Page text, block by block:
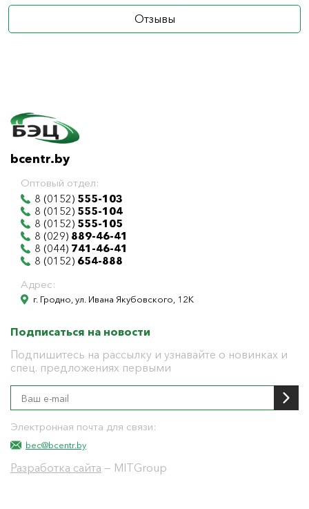
Отзывы
bcentr.by
Оптовый отдел:
8 (0152) 555-103
8 (0152) 555-104
8 (0152) 555-105
8 (029) 889-46-41
8 (044) 741-46-41
8 (0152) 654-888
Адрес:
г. Гродно, ул. Ивана Якубовского, 12К
Подписаться на новости
Подпишитесь на рассылку и узнавайте о новинках и
спец. предложениях первыми
Электронная почта для связи:
bec@bcentr.by
Разработка сайта — MITGroup